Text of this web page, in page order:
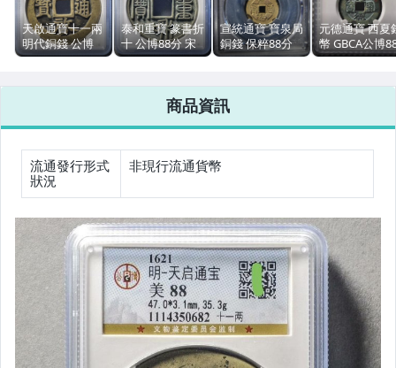
相機、攝影與周邊
運動、戶外與休閒
天啟通寶十一兩
明代銅錢 公博
88分 傳世黃亮
泰和重寶 篆書折
十 公博88分 宋
代銅錢 尾號
宣統通寶 寶泉局
銅錢 保粹88分
傳世黃亮
元德通寶 西夏
幣 GBCA公博
分 開放盒 五十
商品資訊
流通發行形式
狀況
非現行流通貨幣